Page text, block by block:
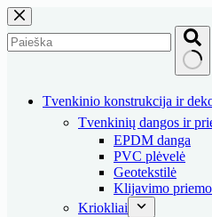
Skip
to
content
results Tvenkinio konstrukcija ir
Tvenkinių dangos ir
EPDM danga
PVC plėvelė
Geotekstilė
Klijavimo
Kriokliai